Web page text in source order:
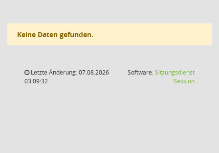
Keine Daten gefunden.
Letzte Änderung: 07.08.2026
03:09:32
Software:Sitzungsdienst
Session(Wird in